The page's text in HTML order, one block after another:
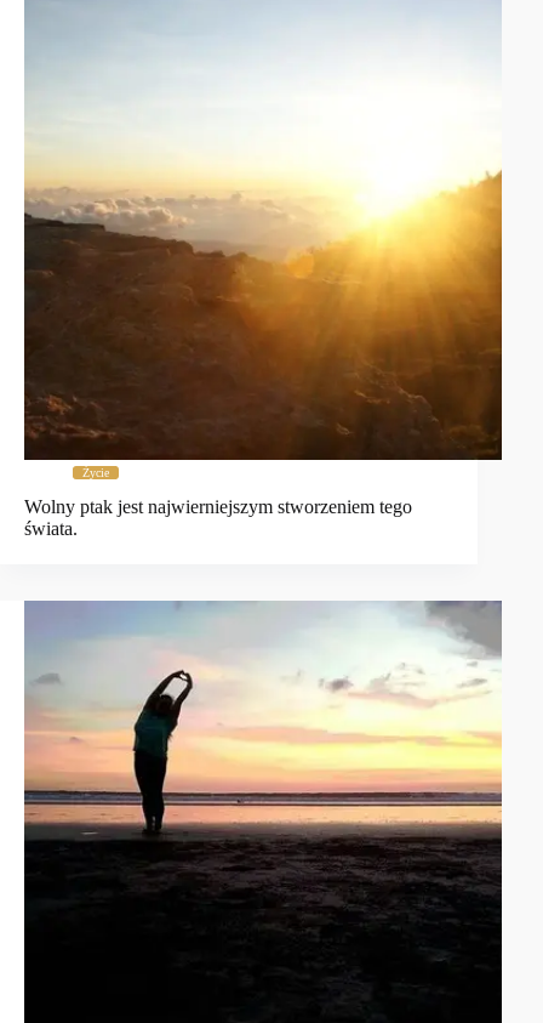
Życie
Wolny ptak jest najwierniejszym stworzeniem tego
świata.